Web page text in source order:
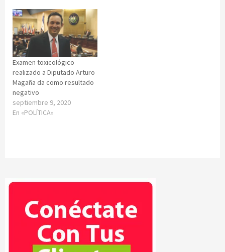
Examen toxicológico
realizado a Diputado Arturo
Magaña da como resultado
negativo
septiembre 9, 2020
En «POLÍTICA»